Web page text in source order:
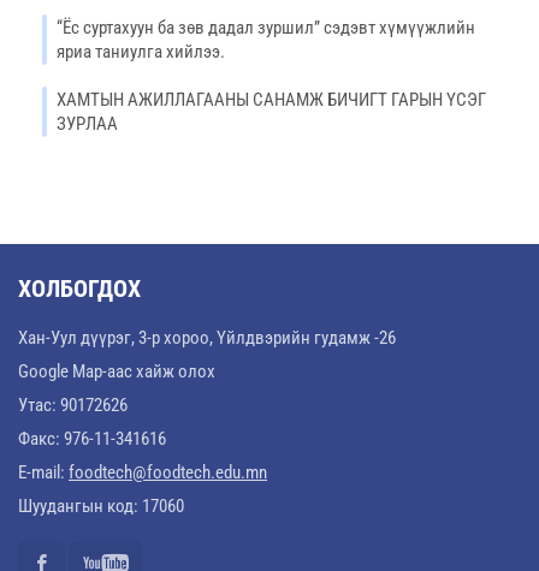
“Ёс суртахуун ба зөв дадал зуршил” сэдэвт хүмүүжлийн
яриа таниулга хийлээ.
ХАМТЫН АЖИЛЛАГААНЫ САНАМЖ БИЧИГТ ГАРЫН ҮСЭГ
ЗУРЛАА
ХОЛБОГДОХ
Хан-Уул дүүрэг, 3-р хороо, Үйлдвэрийн гудамж -26
Google Map-аас хайж олох
Утас: 90172626
Факс: 976-11-341616
E-mail: foodtech@foodtech.edu.mn
Шуудангын код: 17060